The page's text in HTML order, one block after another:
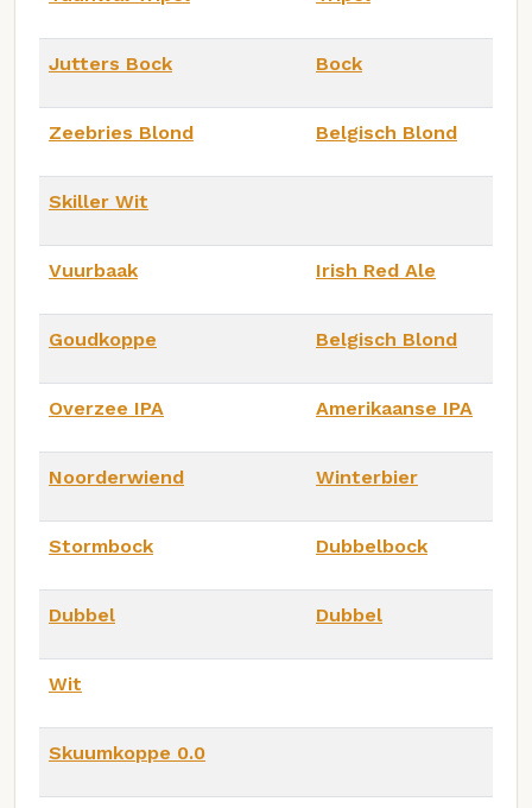
Jutters Bock Bock
Zeebries Blond Belgisch Blond
Skiller Wit
Vuurbaak Irish Red Ale
Goudkoppe Belgisch Blond
Overzee IPA Amerikaanse IPA
Noorderwiend Winterbier
Stormbock Dubbelbock
Dubbel Dubbel
Wit
Skuumkoppe 0.0